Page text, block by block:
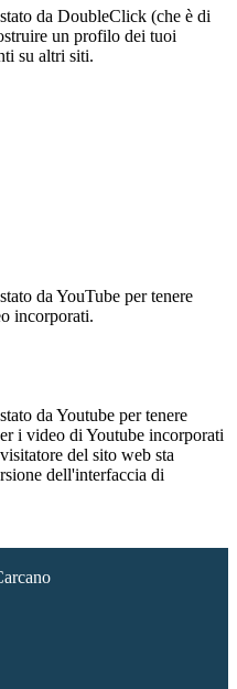
da DoubleClick (che è di
un profilo dei tuoi
su altri siti.
da YouTube per tenere
incorporati.
da Youtube per tenere
i video di Youtube incorporati
del sito web sta
dell'interfaccia di